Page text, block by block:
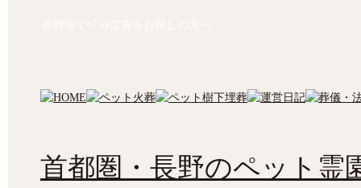
首都圏・長野のペット霊